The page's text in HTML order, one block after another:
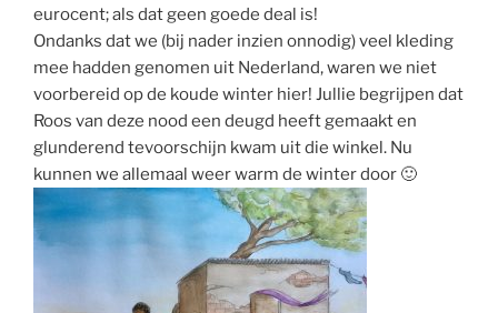
eurocent; als dat geen goede deal is!
Ondanks dat we (bij nader inzien onnodig) veel kleding
mee hadden genomen uit Nederland, waren we niet
voorbereid op de koude winter hier! Jullie begrijpen dat
Roos van deze nood een deugd heeft gemaakt en
glunderend tevoorschijn kwam uit die winkel. Nu
kunnen we allemaal weer warm de winter door 🙂